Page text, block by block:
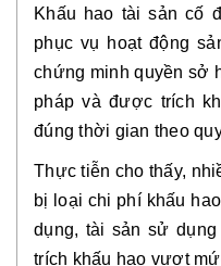
Khấu hao tài sản cố
phục vụ hoạt động
chứng minh quyền sở
pháp và được trích
đúng thời gian theo
Thực tiễn cho thấy,
bị loại chi phí khấu
dụng, tài sản sử
trích khấu hao vượt